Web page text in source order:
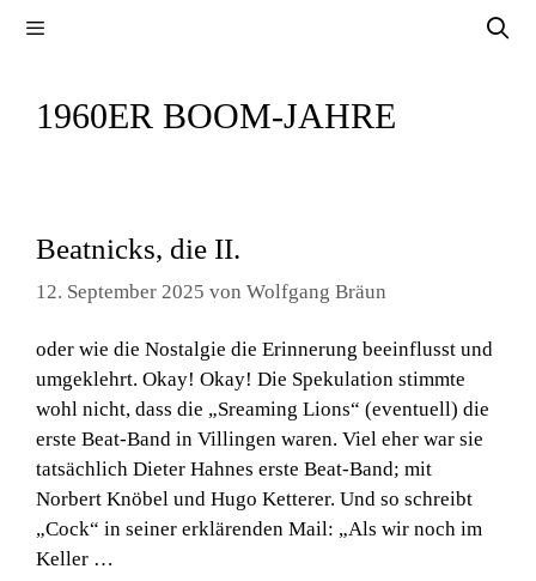
1960ER BOOM-JAHRE
Beatnicks, die II.
12. September 2025 von Wolfgang Bräun
oder wie die Nostalgie die Erinnerung beeinflusst und
umgeklehrt. Okay! Okay! Die Spekulation stimmte
wohl nicht, dass die „Sreaming Lions“ (eventuell) die
erste Beat-Band in Villingen waren. Viel eher war sie
tatsächlich Dieter Hahnes erste Beat-Band; mit
Norbert Knöbel und Hugo Ketterer. Und so schreibt
„Cock“ in seiner erklärenden Mail: „Als wir noch im
Keller …